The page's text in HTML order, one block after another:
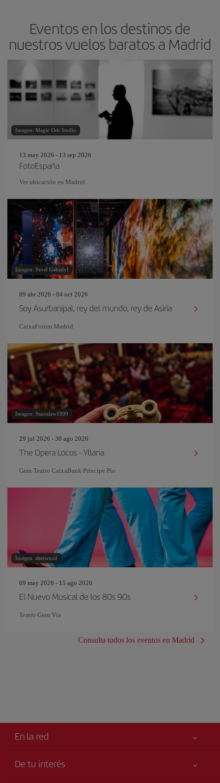
Eventos en los destinos de
nuestros vuelos baratos a Madrid
Imagen: Magic Orb Studio
13 may 2026 - 13 sep 2026
FotoEspaña
Ver ubicación en Madrid
Imagen: Pavel Gabzdyl
09 abr 2026 - 04 oct 2026
Soy Asurbanipal, rey del mundo, rey de Asiria
CaixaForum Madrid
Imagen: Stanislaw1999
29 jul 2026 - 30 ago 2026
The Opera Locos - Yllana
Gran Teatro CaixaBank Príncipe Pío
Imagen: sherwood
09 may 2026 - 15 ago 2026
El Nuevo Musical de los 80s 90s
Teatro Gran Vía
Consulta todos los eventos en Madrid
En la red
De tu interés